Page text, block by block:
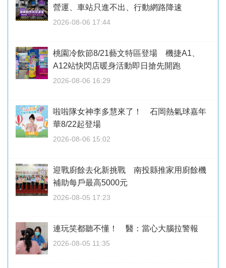
營運、車站只進不出、行動網路降速
2026-08-06 17:44
桃園冷飲節8/21藝文特區登場 機捷A1、
A12站快閃店暖身活動即日搶先開跑
2026-08-06 16:29
啦啦隊女神李多慧來了！ 石岡熱氣球嘉年
華8/22起登場
2026-08-06 15:02
迎戰廚餘去化新挑戰 南投縣推家用廚餘機
補助每戶最高5000元
2026-08-05 17:23
連玩笑都聽不懂！ 醫：當心大腦拉警報
2026-08-05 11:35